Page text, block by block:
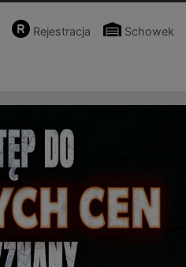
Rejestracja Schowek